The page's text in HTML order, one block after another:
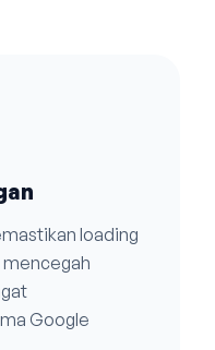
loading
Google